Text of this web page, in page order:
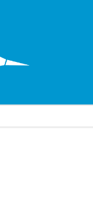
oldalunk!